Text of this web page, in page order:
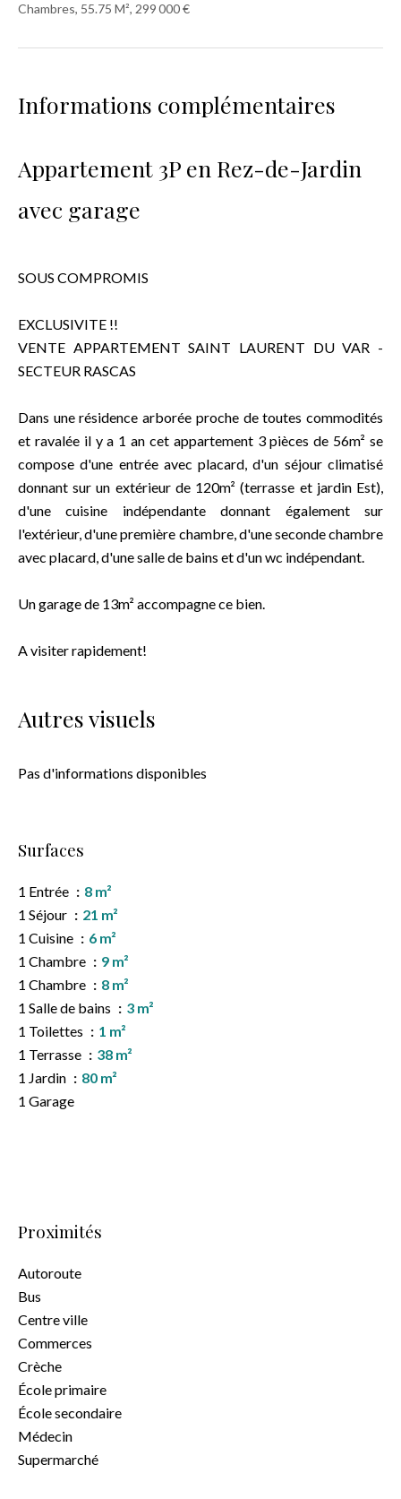
Chambres, 55.75 M², 299 000 €
Informations complémentaires
Appartement 3P en Rez-de-Jardin
avec garage
SOUS COMPROMIS
EXCLUSIVITE !!
VENTE APPARTEMENT SAINT LAURENT DU VAR -
SECTEUR RASCAS
Dans une résidence arborée proche de toutes commodités
et ravalée il y a 1 an cet appartement 3 pièces de 56m² se
compose d'une entrée avec placard, d'un séjour climatisé
donnant sur un extérieur de 120m² (terrasse et jardin Est),
d'une cuisine indépendante donnant également sur
l'extérieur, d'une première chambre, d'une seconde chambre
avec placard, d'une salle de bains et d'un wc indépendant.
Un garage de 13m² accompagne ce bien.
A visiter rapidement!
Autres visuels
Pas d'informations disponibles
Surfaces
1 Entrée
8 m²
1 Séjour
21 m²
1 Cuisine
6 m²
1 Chambre
9 m²
1 Chambre
8 m²
1 Salle de bains
3 m²
1 Toilettes
1 m²
1 Terrasse
38 m²
1 Jardin
80 m²
1 Garage
Proximités
Autoroute
Bus
Centre ville
Commerces
Crèche
École primaire
École secondaire
Médecin
Supermarché